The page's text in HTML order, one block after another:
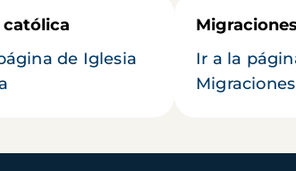
católica
de Iglesia
Migraciones
Ir a la
Migraciones